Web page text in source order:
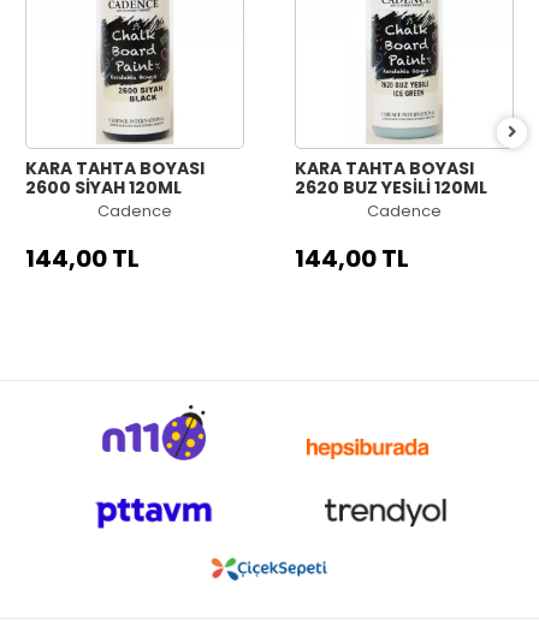
KARA TAHTA BOYASI
2600 SİYAH 120ML
Cadence
144,00 TL
KARA TAHTA BOYASI
2620 BUZ YEŞİLİ 120ML
Cadence
144,00 TL